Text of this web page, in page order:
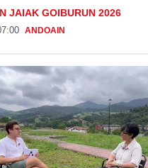
JAIAK GOIBURUN 2026
ANDOAIN